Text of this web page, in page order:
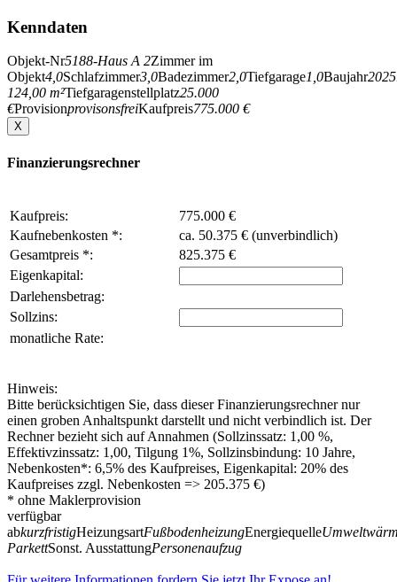
Kenndaten
Objekt-Nr5188-Haus A 2Zimmer im
Objekt4,0Schlafzimmer3,0Badezimmer2,0Tiefgarage1,0Baujahr2025
124,00 m²Tiefgaragenstellplatz25.000
€ProvisionprovisonsfreiKaufpreis775.000 €
X
Finanzierungsrechner
Kaufpreis:
775.000 €
Kaufnebenkosten *:
ca. 50.375 € (unverbindlich)
Gesamtpreis *:
825.375 €
Eigenkapital:
Darlehensbetrag:
Sollzins:
monatliche Rate:
Hinweis:
Bitte berücksichtigen Sie, dass dieser Finanzierungsrechner nur
einen groben Anhaltspunkt darstellt und nicht verbindlich ist. Der
Rechner bezieht sich auf Annahmen (Sollzinssatz: 1,00 %,
Effektivzinssatz: 1,00, Tilgung 1%, Sollzinsbindung: 10 Jahre,
Nebenkosten*: 6,5% des Kaufpreises, Eigenkapital: 20% des
Kaufpreises zzgl. Nebenkosten => 205.375 €)
* ohne Maklerprovision
verfügbar
abkurzfristigHeizungsartFußbodenheizungEnergiequelle
ParkettSonst. AusstattungPersonenaufzug